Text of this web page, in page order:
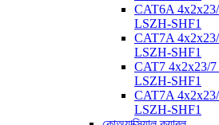
CAT6A 4x2x23/
LSZH-SHF1
CAT7A
LSZH-SHF1
CAT7 4x2x23/7
LSZH-SHF1
CAT7A
LSZH-SHF1